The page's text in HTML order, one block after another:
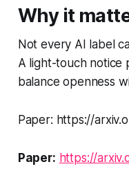
Why it
Not every AI label
A light-touch notice
balance openness
Paper: https://
Paper: https://